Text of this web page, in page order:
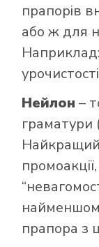
прапорів
або ж для
Наприклад:
Нейлон –
граматури
Найкращий
прапора з